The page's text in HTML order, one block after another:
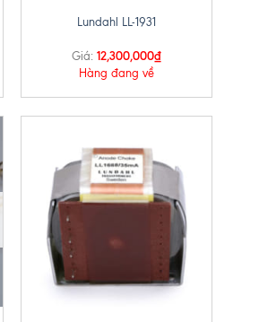
Lundahl LL-1931
Giá: 12,300,000₫
Hàng đang về